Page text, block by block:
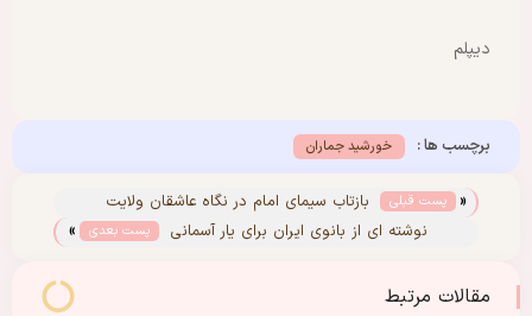
دیپلم
برچسب ها : خورشید جماران
« پست قبلی
بازتاب سیمای امام در نگاه عاشقان ولایت
نوشته ای از بانوی ایران برای یار آسمانی
پست بعدی »
مقالات مرتبط